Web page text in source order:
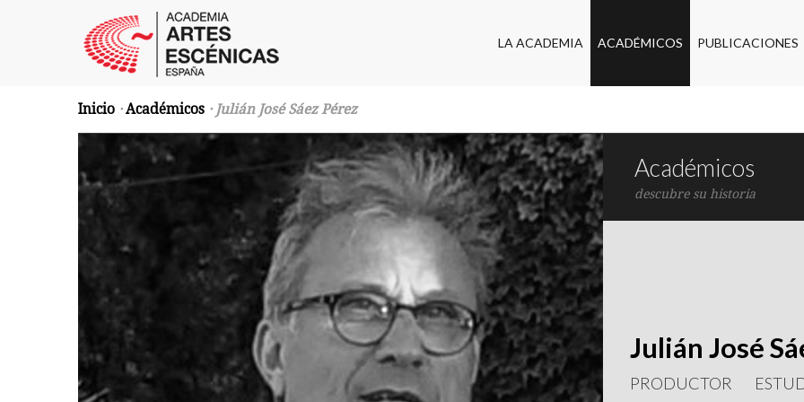
LA ACADEMIA ACADÉMICOS PUBLICACIONES
Inicio ·Académicos · Julián José Sáez Pérez
Académicos
descubre su historia
Julián José
PRODUCTOR